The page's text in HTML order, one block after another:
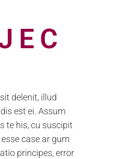
delenit, illud
est ei. Assum
te his, cu suscipit
case ar gum
principes, error